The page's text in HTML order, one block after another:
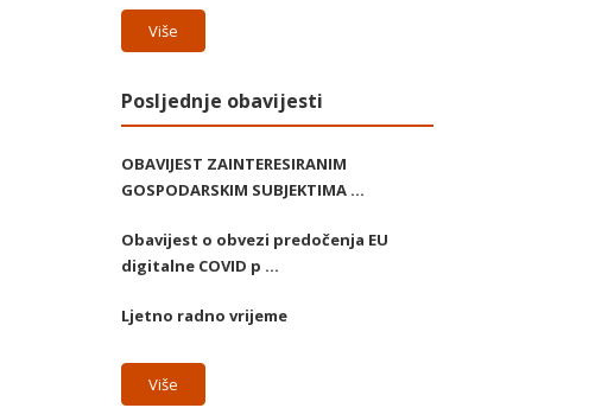
Više
Posljednje obavijesti
OBAVIJEST ZAINTERESIRANIM
GOSPODARSKIM SUBJEKTIMA ...
Obavijest o obvezi predočenja EU
digitalne COVID p ...
Ljetno radno vrijeme
Više